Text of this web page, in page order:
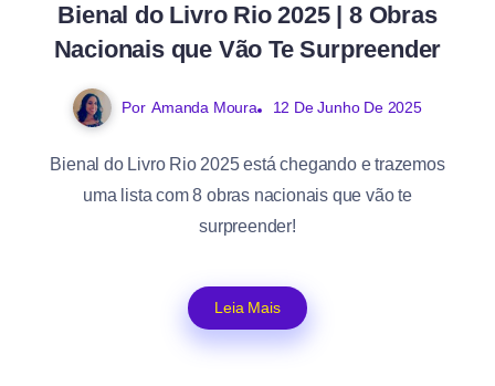
Bienal do Livro Rio 2025 | 8 Obras
Nacionais que Vão Te Surpreender
Por Amanda Moura 12 De Junho De 2025
Bienal do Livro Rio 2025 está chegando e trazemos
uma lista com 8 obras nacionais que vão te
surpreender!
Leia Mais